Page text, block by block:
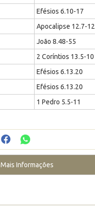
Efésios 6.10-17
Apocalipse 12.7-12
João 8.48-55
2 Coríntios 13.5-10
Efésios 6.13.20
Efésios 6.13.20
1 Pedro 5.5-11
Mais Informações